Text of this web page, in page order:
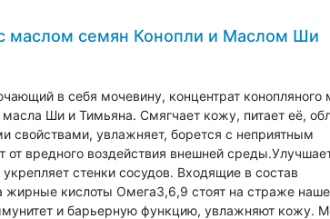
маслом семян Конопли и Маслом Ши
в себя мочевину, концентрат конопляного
масла Ши и Тимьяна. Смягчает кожу, питает её,
свойствами, увлажняет, борется с неприятным
от вредного воздействия внешней
стенки сосудов. Входящие в состав
жирные кислоты Омега3,6,9 стоят на страже
и барьерную функцию, увлажняют кожу.